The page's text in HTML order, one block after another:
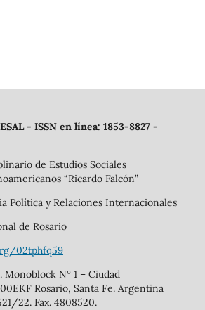
- ISSN en línea: 1853-8827 -
de Estudios Sociales
“Ricardo Falcón”
Política y Relaciones Internacionales
de Rosario
02tphfq59
Monoblock Nº 1 – Ciudad
Rosario, Santa Fe. Argentina
22. Fax. 4808520.